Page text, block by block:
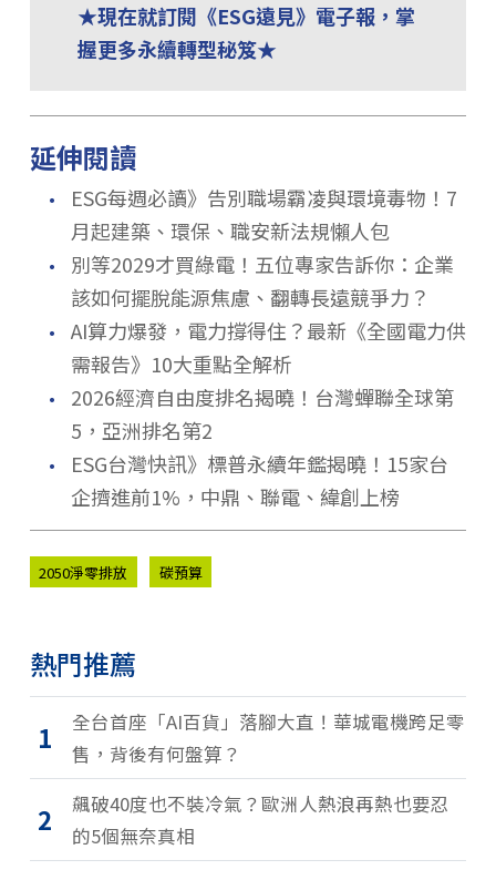
★現在就訂閱《ESG遠見》電子報，掌
握更多永續轉型秘笈★
延伸閱讀
．
ESG每週必讀》告別職場霸凌與環境毒物！7
月起建築、環保、職安新法規懶人包
．
別等2029才買綠電！五位專家告訴你：企業
該如何擺脫能源焦慮、翻轉長遠競爭力？
． AI算力爆發，電力撐得住？最新《全國電力供
需報告》10大重點全解析
．
2026經濟自由度排名揭曉！台灣蟬聯全球第
5，亞洲排名第2
．
ESG台灣快訊》標普永續年鑑揭曉！15家台
企擠進前1%，中鼎、聯電、緯創上榜
2050淨零排放 碳預算
熱門推薦
1
全台首座「AI百貨」落腳大直！華城電機跨足零
售，背後有何盤算？
2
飆破40度也不裝冷氣？歐洲人熱浪再熱也要忍
的5個無奈真相